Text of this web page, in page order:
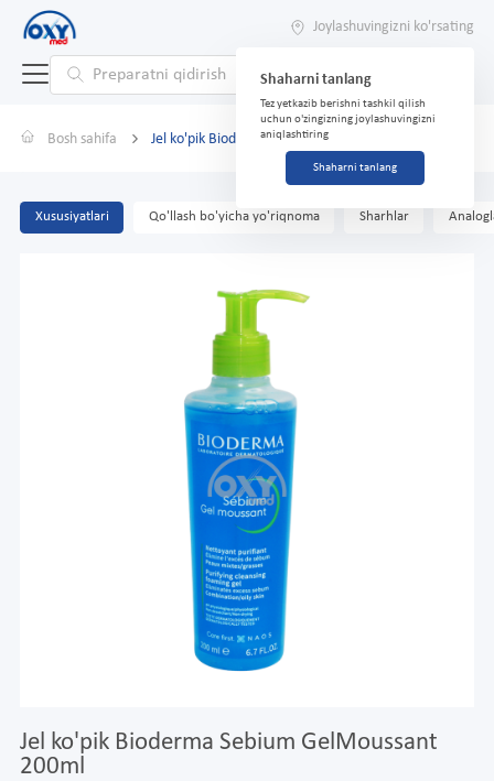
Joylashuvingizni ko'rsating
Shaharni tanlang
Tez yetkazib berishni tashkil qilish
uchun o'zingizning joylashuvingizni
aniqlashtiring
Shaharni tanlang
Bosh sahifa Jel ko'pik Bioderma Sebium GelMoussant 200ml
Xususiyatlari Qo'llash bo'yicha yo'riqnoma Sharhlar
Jel ko'pik Bioderma Sebium GelMoussant
200ml